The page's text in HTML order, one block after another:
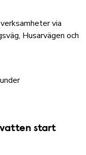
via
Husarvägen och
start